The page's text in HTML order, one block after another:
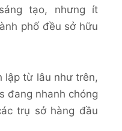
tạo, nhưng ít
phố đều sở hữu
lập từ lâu như trên,
đang nhanh chóng
trụ sở hàng đầu